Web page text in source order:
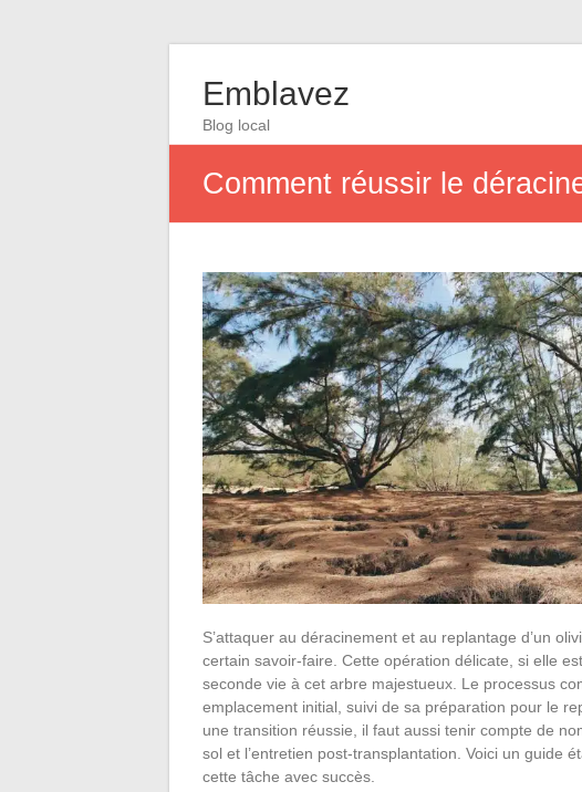
Emblavez
Blog local
Comment réussir le
S’attaquer au déracinement et au replantage d’un
certain savoir-faire. Cette opération délicate, si elle
seconde vie à cet arbre majestueux. Le processus
emplacement initial, suivi de sa préparation pour le
une transition réussie, il faut aussi tenir compte de
sol et l’entretien post-transplantation. Voici un guide
cette tâche avec succès.